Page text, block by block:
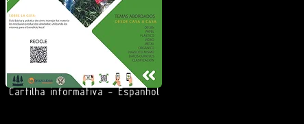
Cartilha informativa - Espanhol